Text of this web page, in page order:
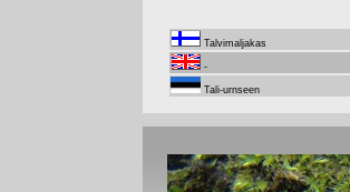
Talvimaljakas
-
Tali-urnseen